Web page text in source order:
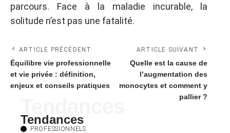
parcours. Face à la maladie incurable, la
solitude n’est pas une fatalité.
ARTICLE PRÉCÉDENT
Équilibre vie professionnelle
et vie privée : définition,
enjeux et conseils pratiques
ARTICLE SUIVANT
Quelle est la cause de
l’augmentation des
monocytes et comment y
pallier ?
Tendances
PROFESSIONNELS